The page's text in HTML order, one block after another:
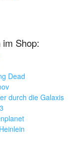
Shop:
Dead
durch die Galaxis